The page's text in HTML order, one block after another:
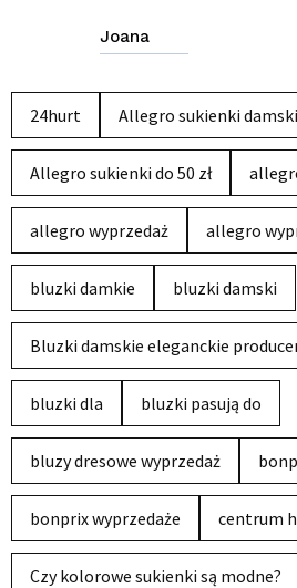
Joana
24hurt Allegro sukienki
Allegro sukienki do 50 zł
allegro wyprzedaż allegro
bluzki damkie bluzki damski
Bluzki damskie eleganckie
bluzki dla bluzki pasują do
bluzy dresowe wyprzedaż
bonprix wyprzedaże centrum
Czy kolorowe sukienki są modne?